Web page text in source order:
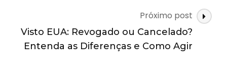
Próximo post
Visto EUA: Revogado ou Cancelado?
Entenda as Diferenças e Como Agir